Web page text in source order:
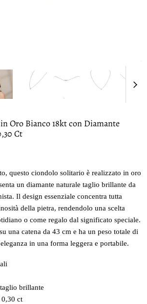
Oro Bianco 18kt con Diamante
Ct
questo ciondolo solitario è realizzato in oro
un diamante naturale taglio brillante da
Il design essenziale concentra tutta
della pietra, rendendolo una scelta
o come regalo dal significato speciale.
una catena da 43 cm e ha un peso totale di
in una forma leggera e portabile.
brillante
ct